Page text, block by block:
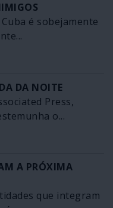
é sobejamente
DA NOITE
Press,
o...
A PRÓXIMA
que integram